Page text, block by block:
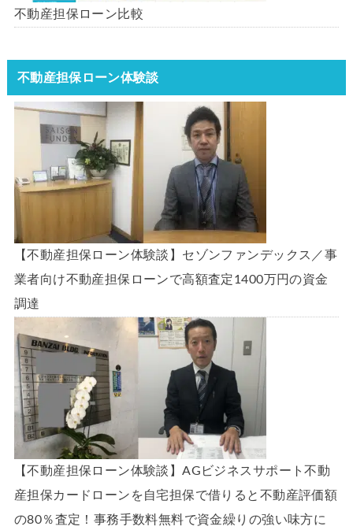
不動産担保ローン比較
不動産担保ローン体験談
【不動産担保ローン体験談】セゾンファンデックス／事
業者向け不動産担保ローンで高額査定1400万円の資金
調達
【不動産担保ローン体験談】AGビジネスサポート不動
産担保カードローンを自宅担保で借りると不動産評価額
の80％査定！事務手数料無料で資金繰りの強い味方に